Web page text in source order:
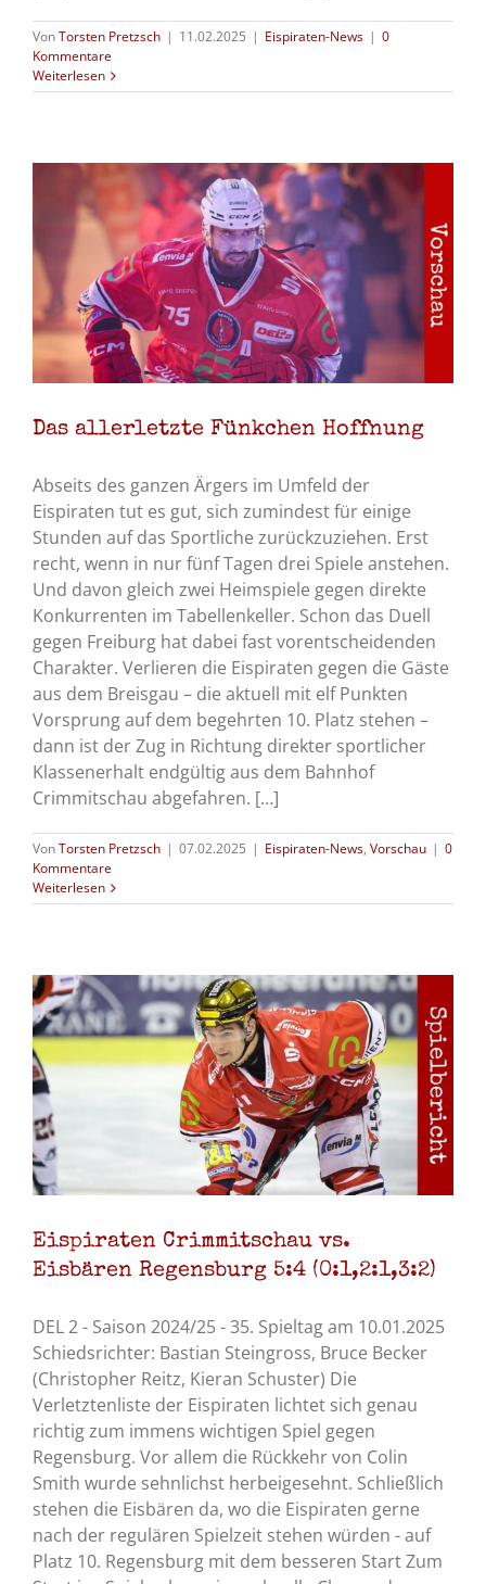
VonTorsten Pretzsch | 11.02.2025 | Eispiraten-News | 0
Kommentare
Weiterlesen
Das allerletzte Fünkchen Hoffnung
Abseits des ganzen Ärgers im Umfeld der
Eispiraten tut es gut, sich zumindest für einige
Stunden auf das Sportliche zurückzuziehen. Erst
recht, wenn in nur fünf Tagen drei Spiele anstehen.
Und davon gleich zwei Heimspiele gegen direkte
Konkurrenten im Tabellenkeller. Schon das Duell
gegen Freiburg hat dabei fast vorentscheidenden
Charakter. Verlieren die Eispiraten gegen die Gäste
aus dem Breisgau – die aktuell mit elf Punkten
Vorsprung auf dem begehrten 10. Platz stehen –
dann ist der Zug in Richtung direkter sportlicher
Klassenerhalt endgültig aus dem Bahnhof
Crimmitschau abgefahren. […]
VonTorsten Pretzsch | 07.02.2025 | Eispiraten-News, Vorschau | 0
Kommentare
Weiterlesen
Eispiraten Crimmitschau vs.
Eisbären Regensburg 5:4 (0:1,2:1,3:2)
DEL 2 - Saison 2024/25 - 35. Spieltag am 10.01.2025
Schiedsrichter: Bastian Steingross, Bruce Becker
(Christopher Reitz, Kieran Schuster) Die
Verletztenliste der Eispiraten lichtet sich genau
richtig zum immens wichtigen Spiel gegen
Regensburg. Vor allem die Rückkehr von Colin
Smith wurde sehnlichst herbeigesehnt. Schließlich
stehen die Eisbären da, wo die Eispiraten gerne
nach der regulären Spielzeit stehen würden - auf
Platz 10. Regensburg mit dem besseren Start Zum